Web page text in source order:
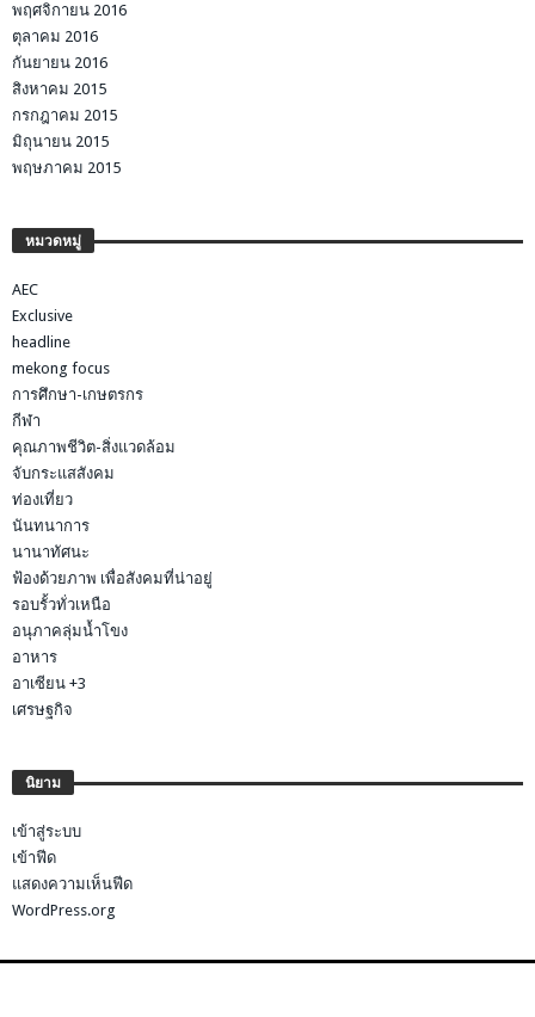
พฤศจิกายน 2016
ตุลาคม 2016
กันยายน 2016
สิงหาคม 2015
กรกฎาคม 2015
มิถุนายน 2015
พฤษภาคม 2015
หมวดหมู่
AEC
Exclusive
headline
mekong focus
การศึกษา-เกษตรกร
กีฬา
คุณภาพชีวิต-สิ่งแวดล้อม
จับกระแสสังคม
ท่องเที่ยว
นันทนาการ
นานาทัศนะ
ฟ้องด้วยภาพ เพื่อสังคมที่น่าอยู่
รอบรั้วทั่วเหนือ
อนุภาคลุ่มน้ำโขง
อาหาร
อาเซียน +3
เศรษฐกิจ
นิยาม
เข้าสู่ระบบ
เข้าฟีด
แสดงความเห็นฟีด
WordPress.org